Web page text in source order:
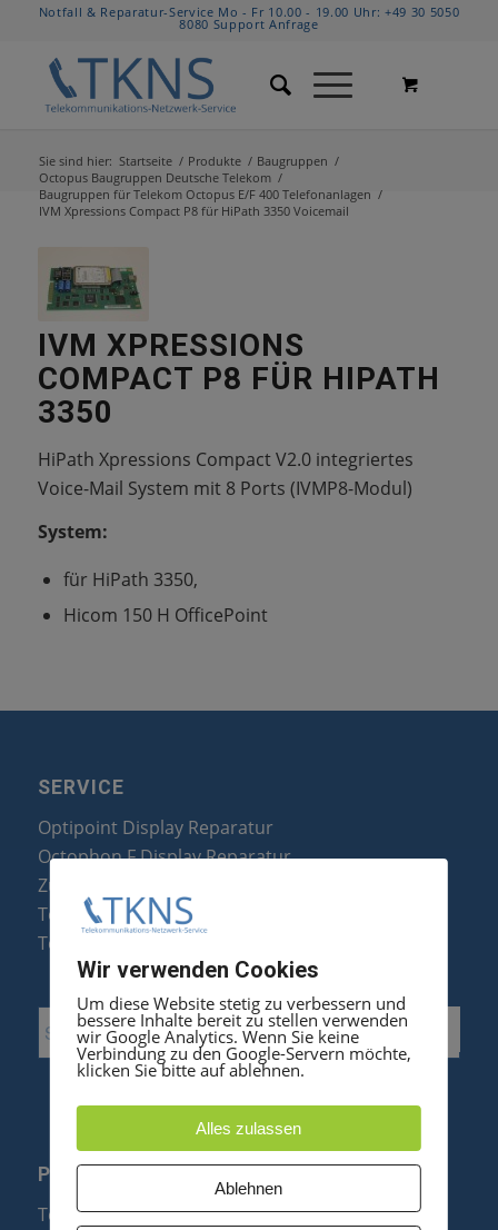
Notfall & Reparatur-Service Mo - Fr 10.00 - 19.00 Uhr:+49 30 5050
8080 Support Anfrage
Sie sind hier: Startseite / Produkte / Baugruppen /
Octopus Baugruppen Deutsche Telekom /
Baugruppen für Telekom Octopus E/F 400 Telefonanlagen /
IVM Xpressions Compact P8 für HiPath 3350 Voicemail
IVM XPRESSIONS
COMPACT P8 FÜR HIPATH
3350
HiPath Xpressions Compact V2.0 integriertes
Voice-Mail System mit 8 Ports (IVMP8-Modul)
System:
für HiPath 3350,
Hicom 150 H OfficePoint
SERVICE
Optipoint Display Reparatur
Octophon F Display Reparatur
Zubehör & Ersatzteile
Telefonanlagen Optimierung
Telefonanlagen Erweiterung
PRODUKTE
Telefonanlagen
Wir verwenden Cookies
Um diese Website stetig zu verbessern und
bessere Inhalte bereit zu stellen verwenden
wir Google Analytics. Wenn Sie keine
Verbindung zu den Google-Servern möchte,
klicken Sie bitte auf ablehnen.
Alles zulassen
Ablehnen